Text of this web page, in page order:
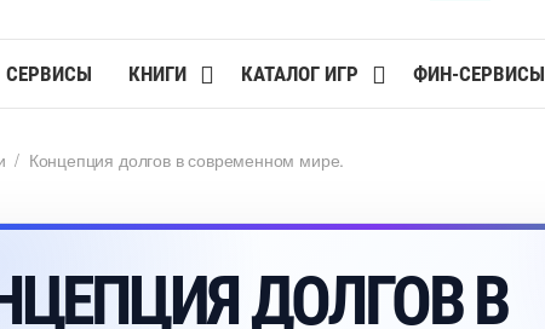
СЕРВИСЫ КНИГИ КАТАЛОГ ИГР ФИН-СЕРВИСЫ
/ Концепция долгов в современном мире.
ДОЛГО